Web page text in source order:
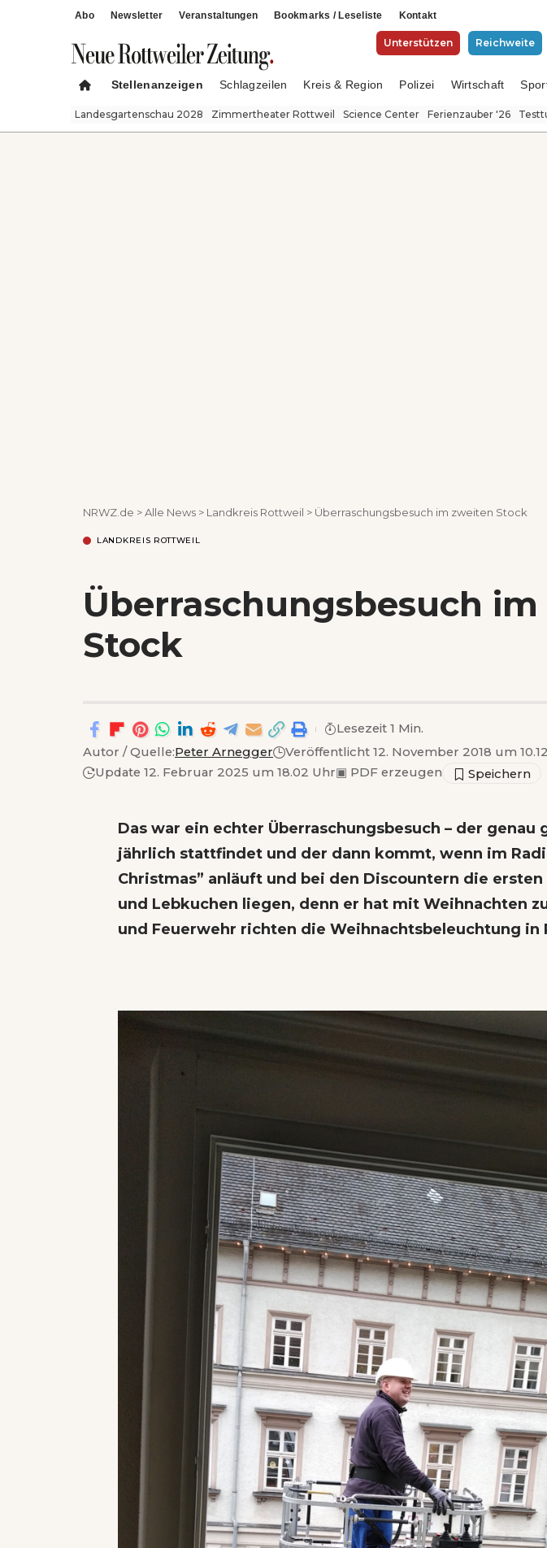
Abo Newsletter Veranstaltungen Bookmarks / Leseliste Kontakt
Unterstützen Reichweite
Stellenanzeigen Schlagzeilen Kreis & Region Polizei Wirtschaft
Landesgartenschau 2028 Zimmertheater Rottweil Science Center Ferienzauber '26
NRWZ.de >Alle News > Landkreis Rottweil > Überraschungsbesuch im zweiten Stock
LANDKREIS ROTTWEIL
Überraschungsbesuch
Stock
Autor / Quelle:Peter Arnegger
Veröffentlicht 12. November 2018 um
Update 12. Februar 2025 um 18.02 Uhr▣ PDF erzeugen
Lesezeit 1 Min.
Das war ein echter Überraschungsbesuch – der genau
jährlich stattfindet und der dann kommt, wenn im
Christmas” anläuft und bei den Discountern die
und Lebkuchen liegen, denn er hat mit Weihnachten
und Feuerwehr richten die Weihnachtsbeleuchtung in